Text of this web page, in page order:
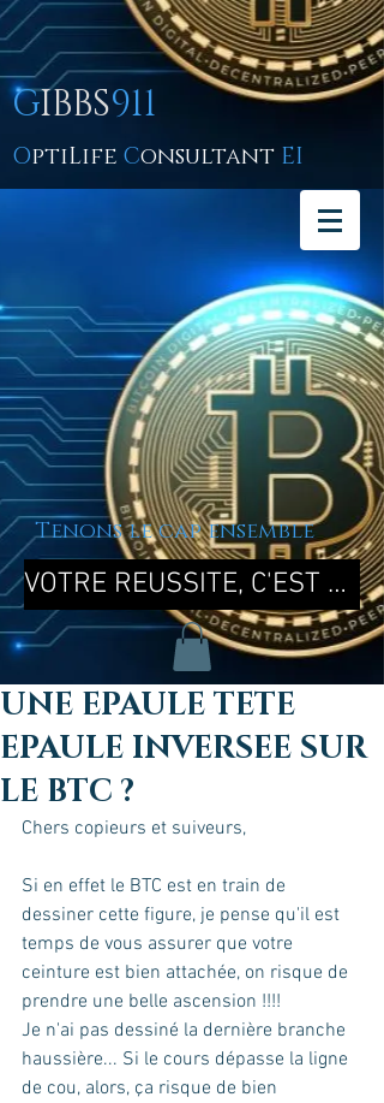
GIBBS911
OptiLife Consultant EI
Tenons le cap ensemble
VOTRE REUSSITE, C'EST MA REUSSITE !
UNE EPAULE TETE
EPAULE INVERSEE SUR
LE BTC ?
Chers copieurs et suiveurs,
Si en effet le BTC est en train de
dessiner cette figure, je pense qu'il est
temps de vous assurer que votre
ceinture est bien attachée, on risque de
prendre une belle ascension !!!!
Je n'ai pas dessiné la dernière branche
haussière... Si le cours dépasse la ligne
de cou, alors, ça risque de bien